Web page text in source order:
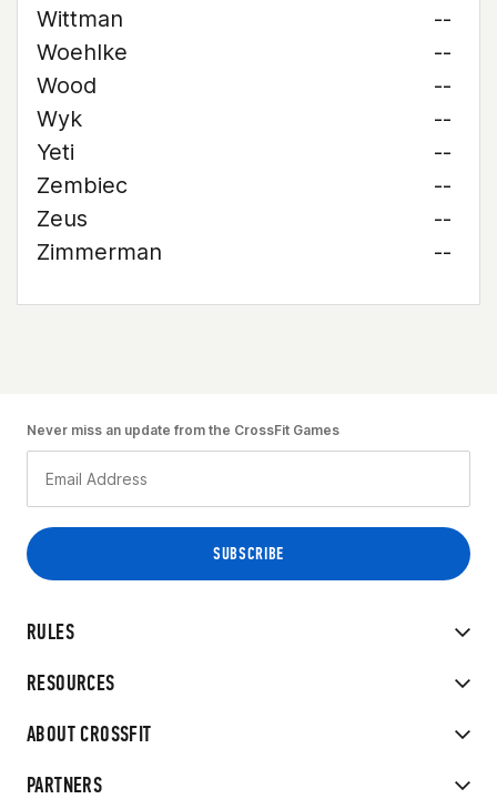
Wittman
--
Woehlke
--
Wood
--
Wyk
--
Yeti
--
Zembiec
--
Zeus
--
Zimmerman
--
RULES
RESOURCES
ABOUT CROSSFIT
PARTNERS
Never miss an update from the CrossFit Games